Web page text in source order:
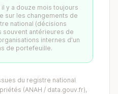
y a douze mois toujours
sur les changements de
national (décisions
antérieures de
internes d'un
de portefeuille.
du registre national
(ANAH / data.gouv.fr),